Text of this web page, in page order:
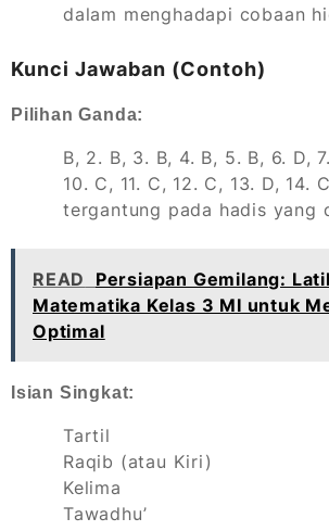
dalam menghadapi cobaan
Kunci Jawaban (Contoh)
Pilihan Ganda:
B, 2. B, 3. B, 4. B, 5. B, 6. D,
10. C, 11. C, 12. C, 13. D, 14.
tergantung pada hadis yang
READ
Persiapan Gemilang:
Matematika Kelas 3 MI untuk
Optimal
Isian Singkat:
Tartil
Raqib (atau Kiri)
Kelima
Tawadhu’